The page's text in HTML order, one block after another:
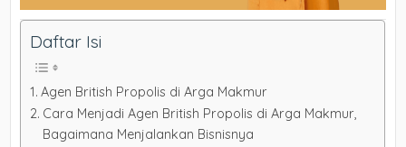
Daftar Isi
Agen British Propolis di Arga Makmur
Cara Menjadi Agen British Propolis di Arga Makmur,
Bagaimana Menjalankan Bisnisnya